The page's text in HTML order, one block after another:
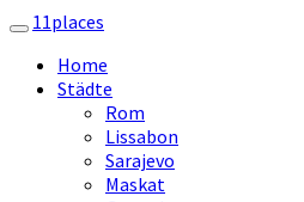
Toggle
navigation
11places
Home
Städte
Rom
Lissabon
Sarajevo
Maskat